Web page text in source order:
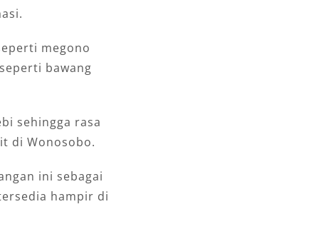
megono
bawang
sehingga rasa
di Wonosobo.
ini sebagai
hampir di